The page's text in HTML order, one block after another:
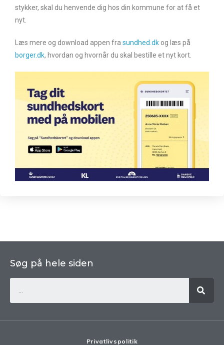
stykker, skal du henvende dig hos din kommune for at få et
nyt.
Læs mere og download appen fra sundhed.dk og læs på
borger.dk, hvordan og hvornår du skal bestille et nyt kort.
Søg på hele siden
Privatlivspolitik